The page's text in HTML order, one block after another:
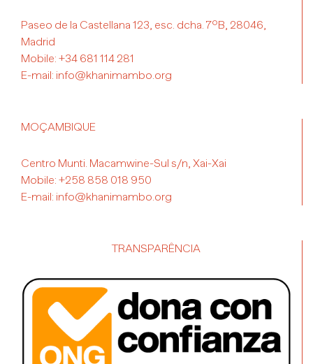
Paseo de la Castellana 123, esc. dcha. 7ºB, 28046,
Madrid
Mobile: +34 681 114 281
E-mail: info@khanimambo.org
MOÇAMBIQUE
Centro Munti. Macamwine-Sul s/n, Xai-Xai
Mobile: +258 858 018 950
E-mail: info@khanimambo.org
TRANSPARÊNCIA